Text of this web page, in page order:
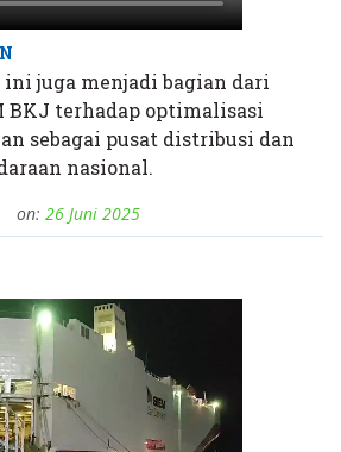
juga menjadi bagian dari
BKJ terhadap optimalisasi
sebagai pusat distribusi dan
nasional.
on: 26 Juni 2025